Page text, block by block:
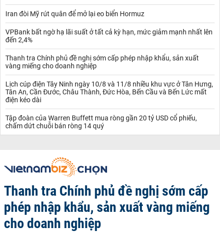
Iran đòi Mỹ rút quân để mở lại eo biển Hormuz
VPBank bất ngờ hạ lãi suất ở tất cả kỳ hạn, mức giảm mạnh nhất lên
đến 2,4%
Thanh tra Chính phủ đề nghị sớm cấp phép nhập khẩu, sản xuất
vàng miếng cho doanh nghiệp
Lịch cúp điện Tây Ninh ngày 10/8 và 11/8 nhiều khu vực ở Tân Hưng,
Tân An, Cần Đước, Châu Thành, Đức Hòa, Bến Cầu và Bến Lức mất
điện kéo dài
Tập đoàn của Warren Buffett mua ròng gần 20 tỷ USD cổ phiếu,
chấm dứt chuỗi bán ròng 14 quý
Thanh tra Chính phủ đề nghị sớm cấp
phép nhập khẩu, sản xuất vàng miếng
cho doanh nghiệp